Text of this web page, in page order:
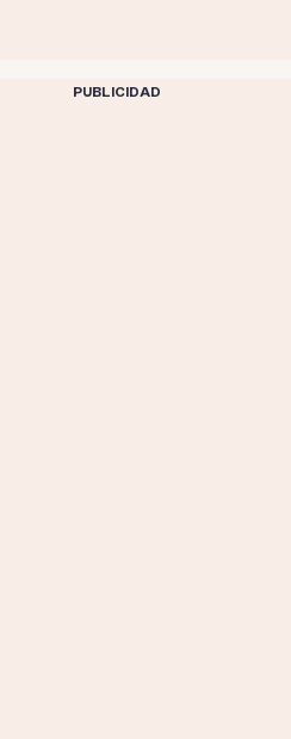
PUBLICIDAD